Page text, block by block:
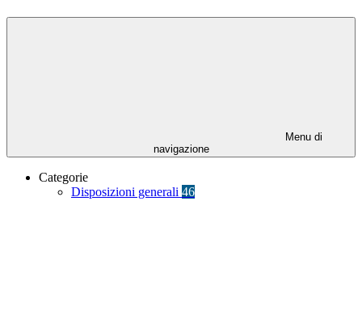
Menu di
navigazione
Categorie
Disposizioni generali 46